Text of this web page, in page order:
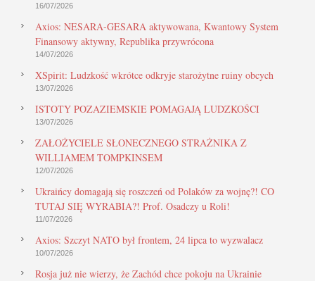
16/07/2026
Axios: NESARA-GESARA aktywowana, Kwantowy System
Finansowy aktywny, Republika przywrócona
14/07/2026
XSpirit: Ludzkość wkrótce odkryje starożytne ruiny obcych
13/07/2026
ISTOTY POZAZIEMSKIE POMAGAJĄ LUDZKOŚCI
13/07/2026
ZAŁOŻYCIELE SŁONECZNEGO STRAŻNIKA Z
WILLIAMEM TOMPKINSEM
12/07/2026
Ukraińcy domagają się roszczeń od Polaków za wojnę?! CO
TUTAJ SIĘ WYRABIA?! Prof. Osadczy u Roli!
11/07/2026
Axios: Szczyt NATO był frontem, 24 lipca to wyzwalacz
10/07/2026
Rosja już nie wierzy, że Zachód chce pokoju na Ukrainie